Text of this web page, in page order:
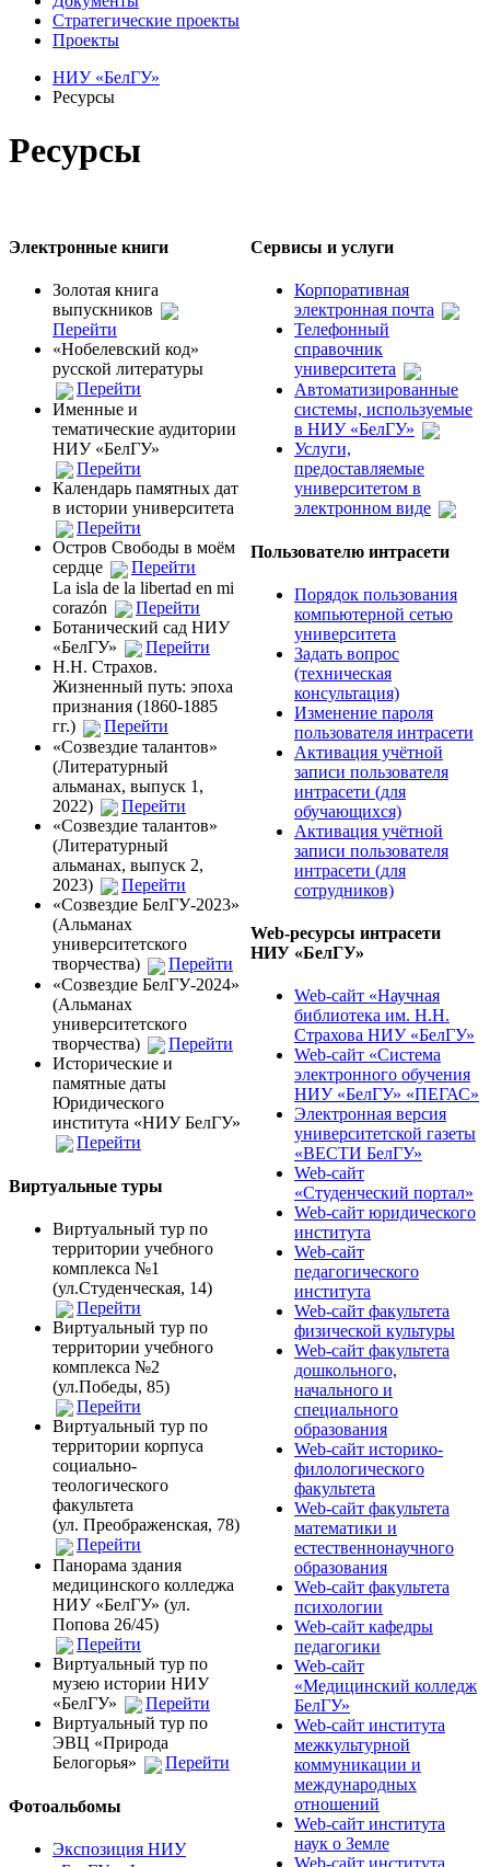
Стратегические проекты
Проекты
НИУ «БелГУ»
Ресурсы
Ресурсы
Электронные книги
Золотая книга
выпускников
Перейти
«Нобелевский код»
русской литературы
Перейти
Именные и
тематические аудитории
НИУ «БелГУ»
Перейти
Календарь памятных дат
в истории университета
Перейти
Остров Свободы в моём
сердце
Перейти
La isla de la libertad en mi
corazón
Перейти
Ботанический сад НИУ
«БелГУ»
Перейти
Н.Н. Страхов.
Жизненный путь: эпоха
признания (1860-1885
гг.)
Перейти
«Созвездие талантов»
(Литературный
альманах, выпуск 1,
2022)
Перейти
«Созвездие талантов»
(Литературный
альманах, выпуск 2,
2023)
Перейти
«Созвездие БелГУ-2023»
(Альманах
университетского
творчества)
Перейти
«Созвездие БелГУ-2024»
(Альманах
университетского
творчества)
Перейти
Исторические и
памятные даты
Юридического
института «НИУ БелГУ»
Перейти
Виртуальные туры
Виртуальный тур по
территории учебного
комплекса №1
(ул.Студенческая, 14)
Перейти
Виртуальный тур по
территории учебного
комплекса №2
(ул.Победы, 85)
Перейти
Виртуальный тур по
территории корпуса
социально-
теологического
факультета
(ул. Преображенская, 78)
Перейти
Панорама здания
медицинского колледжа
НИУ «БелГУ» (ул.
Попова 26/45)
Перейти
Виртуальный тур по
музею истории НИУ
«БелГУ»
Перейти
Виртуальный тур по
ЭВЦ «Природа
Белогорья»
Перейти
Фотоальбомы
Экспозиция НИУ
Сервисы и услуги
Корпоративная
электронная почта
Телефонный
справочник
университета
Автоматизированные
системы, используемые
в НИУ «БелГУ»
Услуги,
предоставляемые
университетом в
электронном виде
Пользователю интрасети
Порядок пользования
компьютерной сетью
университета
Задать вопрос
(техническая
консультация)
Изменение пароля
пользователя интрасети
Активация учётной
записи пользователя
интрасети (для
обучающихся)
Активация учётной
записи пользователя
интрасети (для
сотрудников)
Web-ресурсы интрасети
НИУ «БелГУ»
Web-сайт «Научная
библиотека им. Н.Н.
Страхова НИУ «БелГУ»
Web-сайт «Система
электронного обучения
НИУ «БелГУ» «ПЕГАС»
Электронная версия
университетской газеты
«ВЕСТИ БелГУ»
Web-сайт
«Студенческий портал»
Web-сайт юридического
института
Web-сайт
педагогического
института
Web-сайт факультета
физической культуры
Web-сайт факультета
дошкольного,
начального и
специального
образования
Web-сайт историко-
филологического
факультета
Web-сайт факультета
математики и
естественнонаучного
образования
Web-сайт факультета
психологии
Web-сайт кафедры
педагогики
Web-сайт
«Медицинский колледж
БелГУ»
Web-сайт института
межкультурной
коммуникации и
международных
отношений
Web-сайт института
наук о Земле